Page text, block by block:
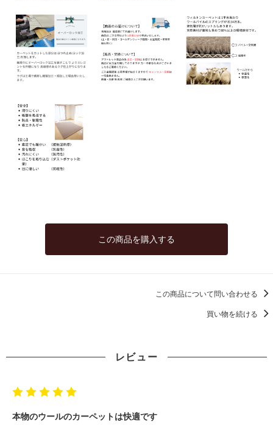
この商品を購入する
この商品について問い合わせる
買い物を続ける
レビュー
本物のウールのカーペットは快適です